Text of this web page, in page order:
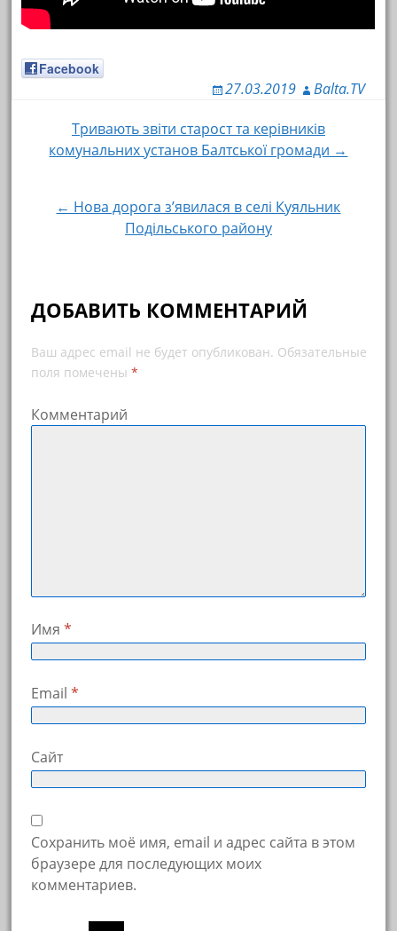
Facebook
27.03.2019 Balta.TV
Навигация по записям
Тривають звіти старост та керівників
комунальних установ Балтської громади →
← Нова дорога з’явилася в селі Куяльник
Подільського району
ДОБАВИТЬ КОММЕНТАРИЙ
Ваш адрес email не будет опубликован. Обязательные
поля помечены *
Комментарий
Имя *
Email *
Сайт
Сохранить моё имя, email и адрес сайта в этом
браузере для последующих моих
комментариев.